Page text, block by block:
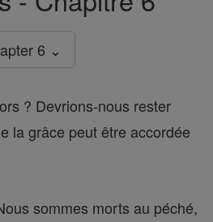
6 ⌄
? Devrions-nous rester
la grâce peut être accordée
sommes morts au péché,